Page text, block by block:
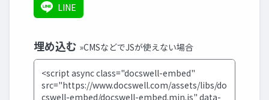
LINE
埋め込む »CMSなどでJSが使えない場合